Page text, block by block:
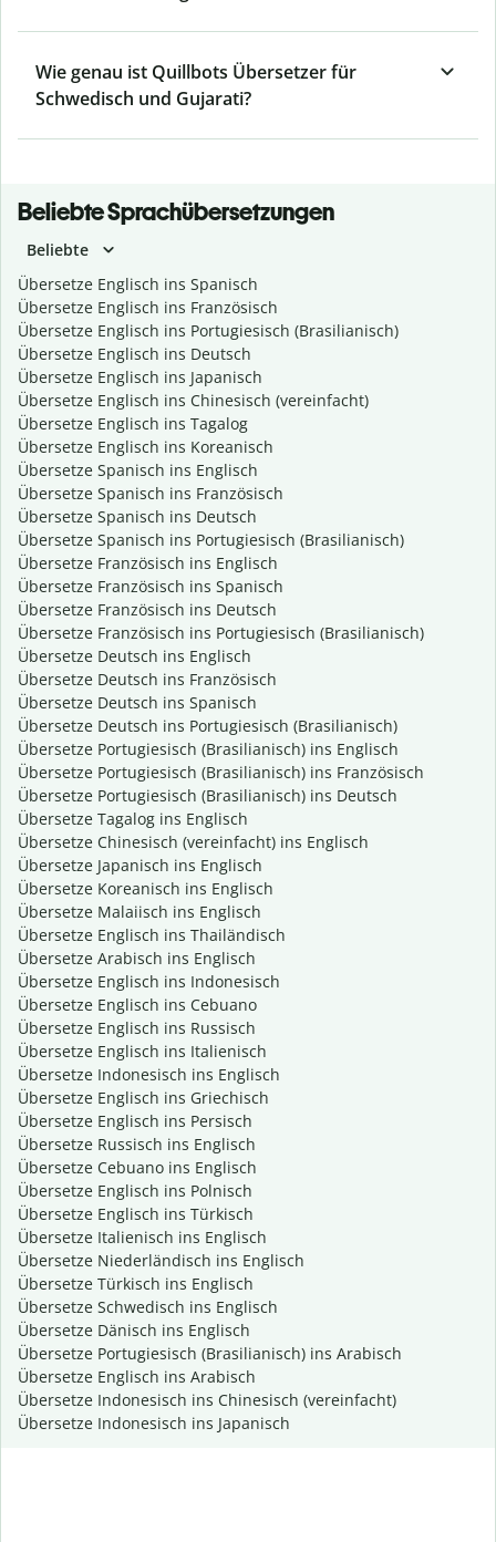
Wie genau ist Quillbots Übersetzer für
Schwedisch und Gujarati?
Beliebte Sprachübersetzungen
Beliebte
Übersetze Englisch ins Spanisch
Übersetze Englisch ins Französisch
Übersetze Englisch ins Portugiesisch (Brasilianisch)
Übersetze Englisch ins Deutsch
Übersetze Englisch ins Japanisch
Übersetze Englisch ins Chinesisch (vereinfacht)
Übersetze Englisch ins Tagalog
Übersetze Englisch ins Koreanisch
Übersetze Spanisch ins Englisch
Übersetze Spanisch ins Französisch
Übersetze Spanisch ins Deutsch
Übersetze Spanisch ins Portugiesisch (Brasilianisch)
Übersetze Französisch ins Englisch
Übersetze Französisch ins Spanisch
Übersetze Französisch ins Deutsch
Übersetze Französisch ins Portugiesisch (Brasilianisch)
Übersetze Deutsch ins Englisch
Übersetze Deutsch ins Französisch
Übersetze Deutsch ins Spanisch
Übersetze Deutsch ins Portugiesisch (Brasilianisch)
Übersetze Portugiesisch (Brasilianisch) ins Englisch
Übersetze Portugiesisch (Brasilianisch) ins Französisch
Übersetze Portugiesisch (Brasilianisch) ins Deutsch
Übersetze Tagalog ins Englisch
Übersetze Chinesisch (vereinfacht) ins Englisch
Übersetze Japanisch ins Englisch
Übersetze Koreanisch ins Englisch
Übersetze Malaiisch ins Englisch
Übersetze Englisch ins Thailändisch
Übersetze Arabisch ins Englisch
Übersetze Englisch ins Indonesisch
Übersetze Englisch ins Cebuano
Übersetze Englisch ins Russisch
Übersetze Englisch ins Italienisch
Übersetze Indonesisch ins Englisch
Übersetze Englisch ins Griechisch
Übersetze Englisch ins Persisch
Übersetze Russisch ins Englisch
Übersetze Cebuano ins Englisch
Übersetze Englisch ins Polnisch
Übersetze Englisch ins Türkisch
Übersetze Italienisch ins Englisch
Übersetze Niederländisch ins Englisch
Übersetze Türkisch ins Englisch
Übersetze Schwedisch ins Englisch
Übersetze Dänisch ins Englisch
Übersetze Portugiesisch (Brasilianisch) ins Arabisch
Übersetze Englisch ins Arabisch
Übersetze Indonesisch ins Chinesisch (vereinfacht)
Übersetze Indonesisch ins Japanisch